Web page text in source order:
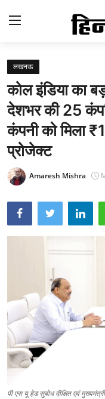
Contact
होम
राष्ट्र चिंतन
उत्तर प्रदेश
आज का विचार
राशिफल
खेत- खलिहान
धर्म- अध्यात्म
आहार -विहार
लखनऊ
कोल इंडिया का
देशभर की 25
कंपनी को मिला
प्रोजेक्ट
Amaresh Mishra
पी एस यू हेड सुबोध दीक्षित एवं